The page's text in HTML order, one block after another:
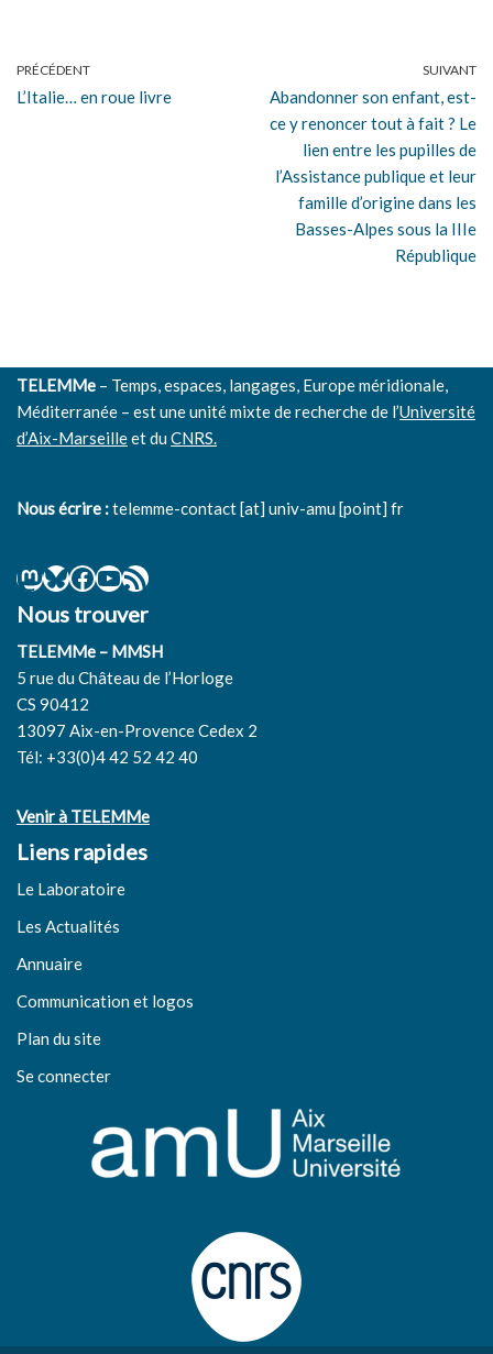
PRÉCÉDENT
L’Italie… en roue livre
SUIVANT
Abandonner son enfant, est-
ce y renoncer tout à fait ? Le
lien entre les pupilles de
l’Assistance publique et leur
famille d’origine dans les
Basses-Alpes sous la IIIe
République
TELEMMe – Temps, espaces, langages, Europe méridionale,
Méditerranée – est une unité mixte de recherche de l’Université
d’Aix-Marseilleet duCNRS.
Nous écrire :telemme-contact [at] univ-amu [point] fr
Nous trouver
TELEMMe – MMSH
5 rue du Château de l’Horloge
CS 90412
13097 Aix-en-Provence Cedex 2
Tél: +33(0)4 42 52 42 40
Venir à TELEMMe
Liens rapides
Le Laboratoire
Les Actualités
Annuaire
Communication et logos
Plan du site
Se connecter